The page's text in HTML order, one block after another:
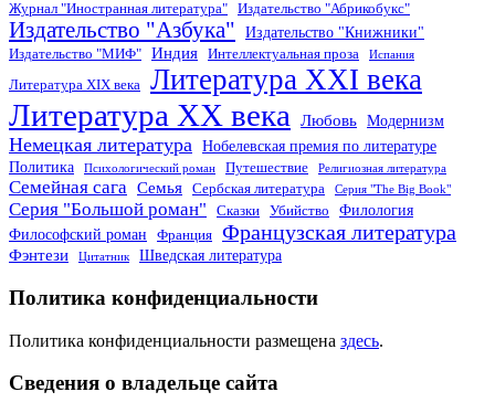
Журнал "Иностранная литература"
Издательство "Абрикобукс"
Издательство "Азбука" Издательство "Книжники"
Издательство "МИФ" Индия Интеллектуальная проза Испания
Литература XIX века Литература XXI века
Литература XX века Любовь Модернизм
Немецкая литература Нобелевская премия по литературе
Политика
Психологический роман Путешествие Религиозная литература
Семейная сага Семья Сербская литература Серия "The Big Book"
Серия "Большой роман" Сказки Убийство
Филология
Философский роман
Франция Французская литература
Фэнтези Цитатник Шведская литература
Политика конфиденциальности
Политика конфиденциальности размещена здесь.
Сведения о владельце сайта